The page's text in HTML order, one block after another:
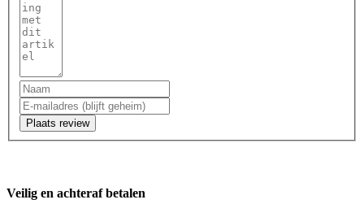
Plaats review
Veilig en achteraf betalen